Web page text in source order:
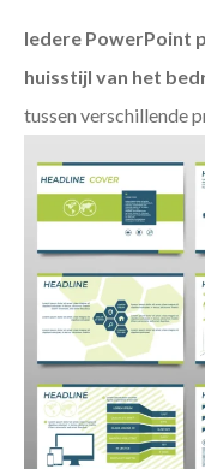
Iedere PowerPoint
huisstijl van het
tussen verschillende